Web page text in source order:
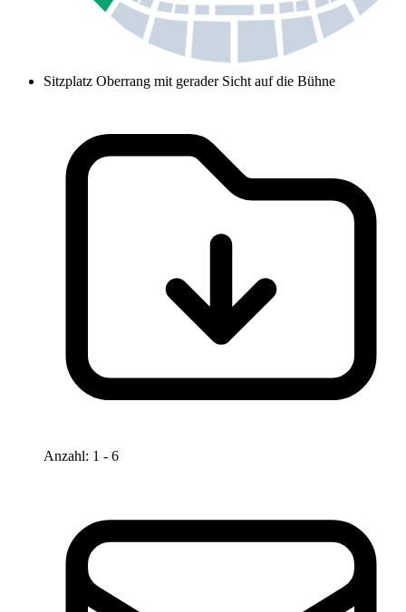
Sitzplatz Oberrang mit gerader Sicht auf die Bühne
Anzahl: 1 - 6